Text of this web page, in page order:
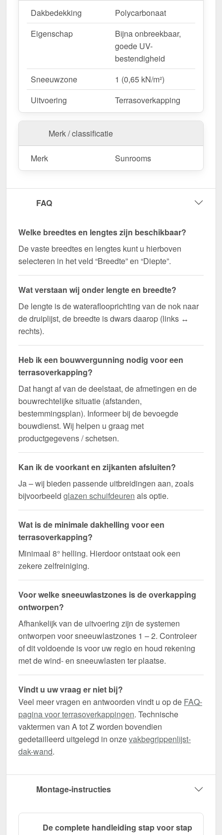
Dakbedekking
Polycarbonaat
Eigenschap
Bijna onbreekbaar,
goede UV-
bestendigheid
Sneeuwzone
1 (0,65 kN/m²)
Uitvoering
Terrasoverkapping
Merk / classificatie
Merk Sunrooms
FAQ
Welke breedtes en lengtes zijn beschikbaar?
De vaste breedtes en lengtes kunt u hierboven
selecteren in het veld “Breedte” en “Diepte”.
Wat verstaan wij onder lengte en breedte?
De lengte is de wateraflooprichting van de nok naar
de druiplijst, de breedte is dwars daarop (links ↔
rechts).
Heb ik een bouwvergunning nodig voor een
terrasoverkapping?
Dat hangt af van de deelstaat, de afmetingen en de
bouwrechtelijke situatie (afstanden,
bestemmingsplan). Informeer bij de bevoegde
bouwdienst. Wij helpen u graag met
productgegevens / schetsen.
Kan ik de voorkant en zijkanten afsluiten?
Ja – wij bieden passende uitbreidingen aan, zoals
bijvoorbeeld glazen schuifdeuren als optie.
Wat is de minimale dakhelling voor een
terrasoverkapping?
Minimaal 8° helling. Hierdoor ontstaat ook een
zekere zelfreiniging.
Voor welke sneeuwlastzones is de overkapping
ontworpen?
Afhankelijk van de uitvoering zijn de systemen
ontworpen voor sneeuwlastzones 1 – 2. Controleer
of dit voldoende is voor uw regio en houd rekening
met de wind- en sneeuwlasten ter plaatse.
Vindt u uw vraag er niet bij?
Veel meer vragen en antwoorden vindt u op de FAQ-
pagina voor terrasoverkappingen. Technische
vaktermen van A tot Z worden bovendien
gedetailleerd uitgelegd in onzevakbegrippenlijst-
dak-wand.
Montage-instructies
De complete handleiding stap voor stap